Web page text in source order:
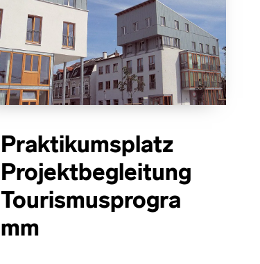
Praktikumsplatz
Projektbegleitung
Tourismusprogra
mm